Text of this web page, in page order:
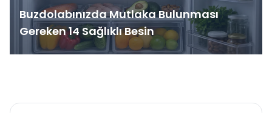
Buzdolabınızda Mutlaka Bulunması
Gereken 14 Sağlıklı Besin